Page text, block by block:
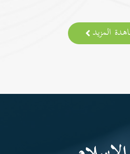
المزيد